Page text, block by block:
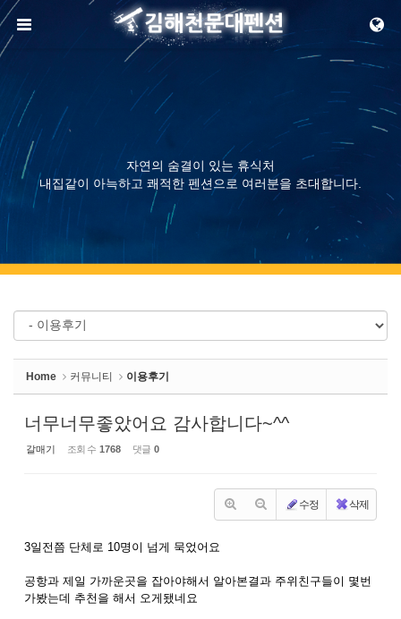
메뉴 건너뛰기
자연의 숨결이 있는 휴식처
내집같이 아늑하고 쾌적한 펜션으로 여러분을 초대합니다.
Home 커뮤니티 이용후기
너무너무좋았어요 감사합니다~^^
갈매기 조회 수 1768 댓글 0
수정 삭제
3일전쯤 단체로 10명이 넘게 묵었어요
공항과 제일 가까운곳을 잡아야해서 알아본결과 주위친구들이 몇번
가봤는데 추천을 해서 오게됐네요
Sketchbook5, 스케치북5
Sketchbook5, 스케치북5